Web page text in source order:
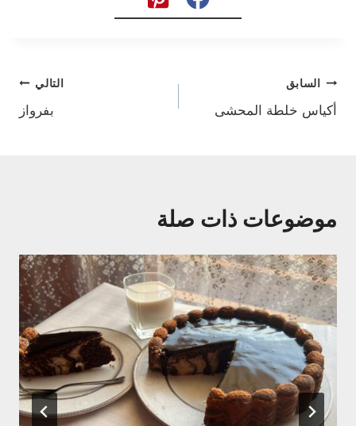
تصفّح
المقالات
السابق
أكياس خلطة المحشى
التالي
بفرواز
موضوعات ذات صلة